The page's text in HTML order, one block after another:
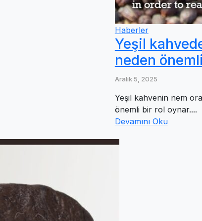
Haberler
Yeşil
neden
Aralık 5, 2025
Yeşil kahvenin nem
önemli bir rol oynar....
Devamını Oku